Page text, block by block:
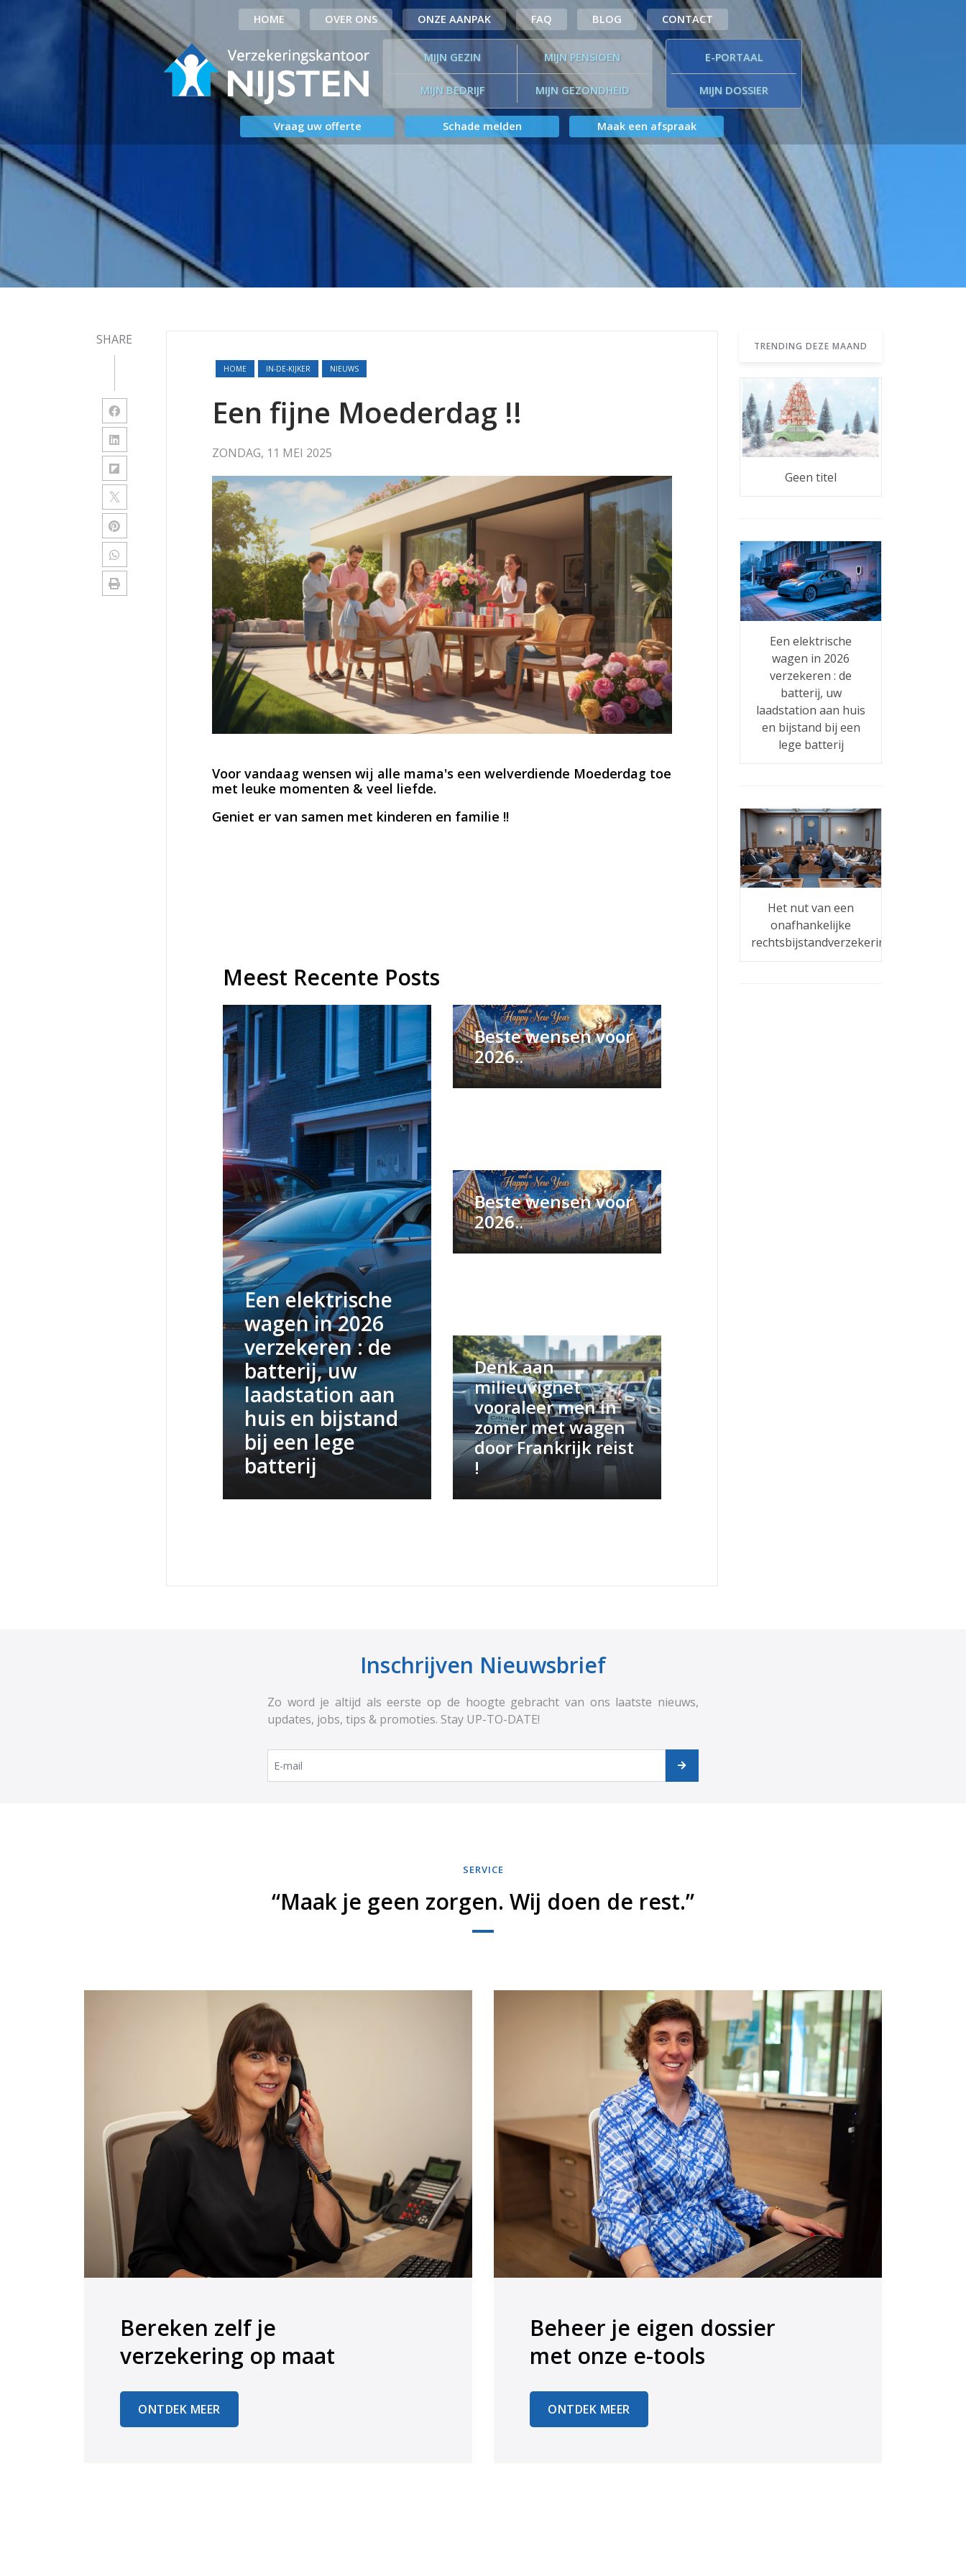
HOME OVER ONS ONZE AANPAK FAQ BLOG CONTACT
MIJN GEZIN
MIJN BEDRIJF
MIJN PENSIOEN
MIJN GEZONDHEID
E-PORTAAL
MIJN DOSSIER
Vraag uw offerte Schade melden Maak een afspraak
SHARE
HOME IN-DE-KIJKER NIEUWS
Een fijne Moederdag !!
ZONDAG, 11 MEI 2025
Voor vandaag wensen wij alle mama's een welverdiende Moederdag toe
met leuke momenten & veel liefde.
Geniet er van samen met kinderen en familie !!
Meest Recente Posts
Een elektrische
wagen in 2026
verzekeren : de
batterij, uw
laadstation aan
huis en bijstand
bij een lege
batterij
Beste wensen voor
2026..
Beste wensen voor
2026..
Denk aan
milieuvignet
vooraleer men in
zomer met wagen
door Frankrijk reist
!
TRENDING DEZE MAAND
Geen titel
Een elektrische
wagen in 2026
verzekeren : de
batterij, uw
laadstation aan huis
en bijstand bij een
lege batterij
Het nut van een
onafhankelijke
rechtsbijstandverzekering
Inschrijven Nieuwsbrief
Zo word je altijd als eerste op de hoogte gebracht van ons laatste nieuws,
updates, jobs, tips & promoties. Stay UP-TO-DATE!
SERVICE
“Maak je geen zorgen. Wij doen de rest.”
Bereken zelf je
​​​​​​​verzekering op maat
ONTDEK MEER
Beheer je eigen dossier
​​​​​​​met onze e-tools
ONTDEK MEER